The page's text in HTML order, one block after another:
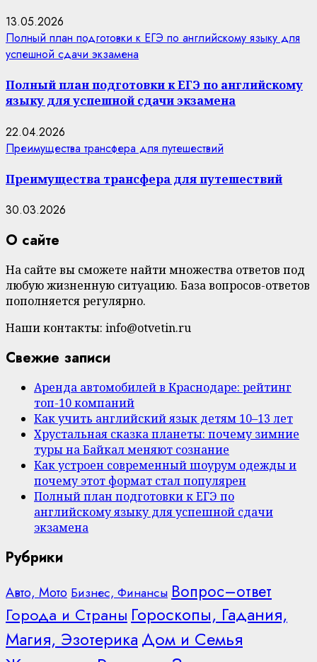
13.05.2026
Полный план подготовки к ЕГЭ по английскому языку для
успешной сдачи экзамена
Полный план подготовки к ЕГЭ по английскому
языку для успешной сдачи экзамена
22.04.2026
Преимущества трансфера для путешествий
Преимущества трансфера для путешествий
30.03.2026
О сайте
На сайте вы сможете найти множества ответов под
любую жизненную ситуацию. База вопросов-ответов
пополняется регулярно.
Наши контакты: info@otvetin.ru
Свежие записи
Аренда автомобилей в Краснодаре: рейтинг
топ-10 компаний
Как учить английский язык детям 10–13 лет
Хрустальная сказка планеты: почему зимние
туры на Байкал меняют сознание
Как устроен современный шоурум одежды и
почему этот формат стал популярен
Полный план подготовки к ЕГЭ по
английскому языку для успешной сдачи
экзамена
Рубрики
Авто, Мото Бизнес, Финансы Вопрос–ответ
Города и Страны Гороскопы, Гадания,
Магия, Эзотерика Дом и Семья